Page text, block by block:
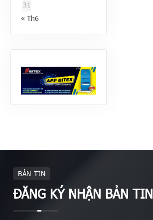
31
« Th6
BẢN TIN
ĐĂNG KÝ NHẬN BẢN TIN